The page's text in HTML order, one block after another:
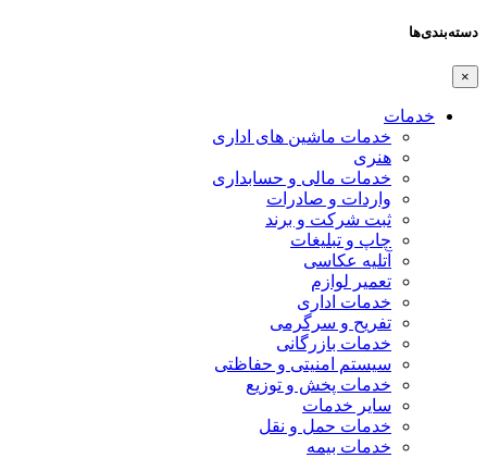
دسته‌بندی‌ها
×
خدمات
خدمات ماشین های اداری
هنری
خدمات مالی و حسابداری
واردات و صادرات
ثبت شرکت و برند
چاپ و تبلیغات
آتلیه عکاسی
تعمیر لوازم
خدمات اداری
تفریح و سرگرمی
خدمات بازرگانی
سیستم امنیتی و حفاظتی
خدمات پخش و توزیع
سایر خدمات
خدمات حمل و نقل
خدمات بیمه